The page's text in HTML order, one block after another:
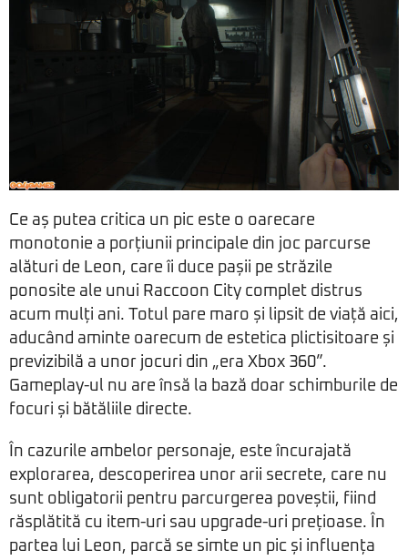
Ce aș putea critica un pic este o oarecare
monotonie a porțiunii principale din joc parcurse
alături de Leon, care îi duce pașii pe străzile
ponosite ale unui Raccoon City complet distrus
acum mulți ani. Totul pare maro și lipsit de viață aici,
aducând aminte oarecum de estetica plictisitoare și
previzibilă a unor jocuri din „era Xbox 360”.
Gameplay-ul nu are însă la bază doar schimburile de
focuri și bătăliile directe.
În cazurile ambelor personaje, este încurajată
explorarea, descoperirea unor arii secrete, care nu
sunt obligatorii pentru parcurgerea poveștii, fiind
răsplătită cu item-uri sau upgrade-uri prețioase. În
partea lui Leon, parcă se simte un pic și influența